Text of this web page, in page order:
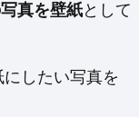
真を壁紙として
したい写真を